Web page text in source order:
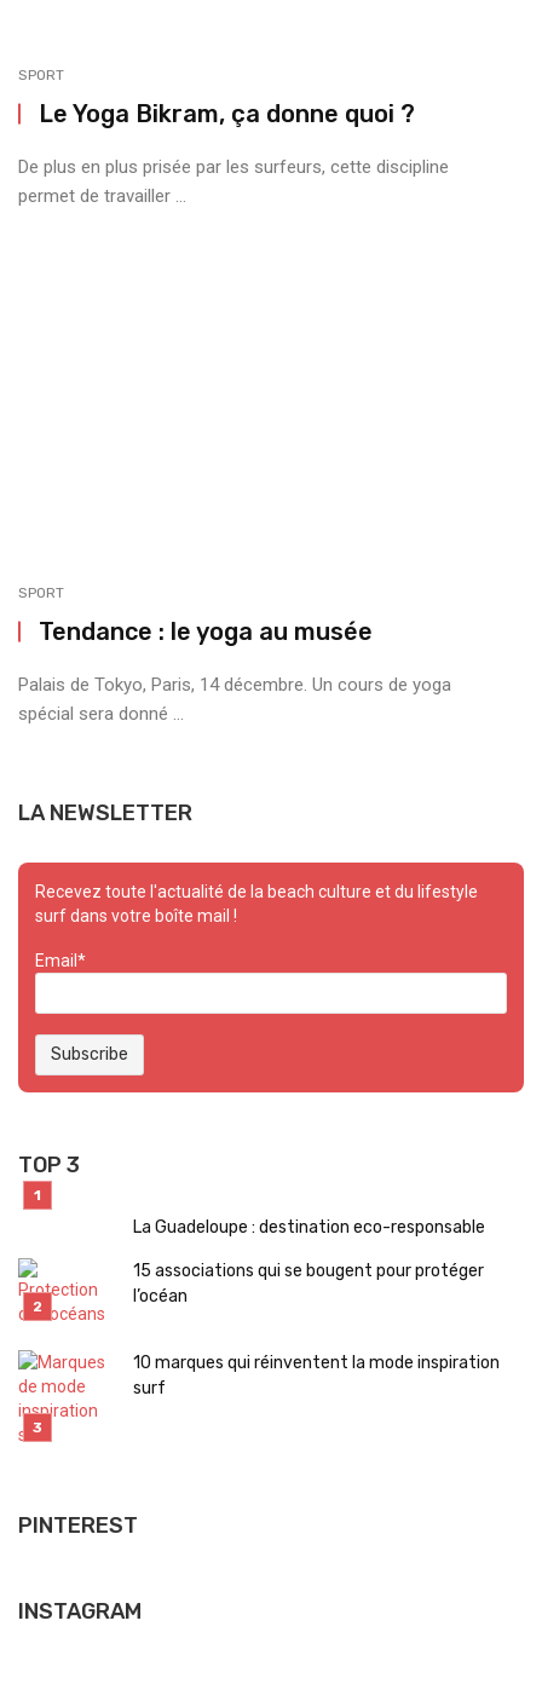
SPORT
Le Yoga Bikram, ça donne quoi ?
De plus en plus prisée par les surfeurs, cette discipline
permet de travailler ...
SPORT
Tendance : le yoga au musée
Palais de Tokyo, Paris, 14 décembre. Un cours de yoga
spécial sera donné ...
LA NEWSLETTER
Recevez toute l'actualité de la beach culture et du lifestyle
surf dans votre boîte mail !
Email*
TOP 3
La Guadeloupe : destination eco-responsable
15 associations qui se bougent pour protéger
l’océan
10 marques qui réinventent la mode inspiration
surf
PINTEREST
INSTAGRAM